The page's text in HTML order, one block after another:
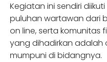
Kegiatan ini sendiri
puluhan wartawan dari
on line, serta komunitas
yang dihadirkan
mumpuni di bidangnya.